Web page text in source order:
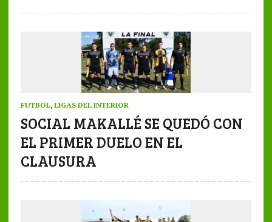
FUTBOL, LIGAS DEL INTERIOR
SOCIAL MAKALLÉ SE QUEDÓ CON
EL PRIMER DUELO EN EL
CLAUSURA